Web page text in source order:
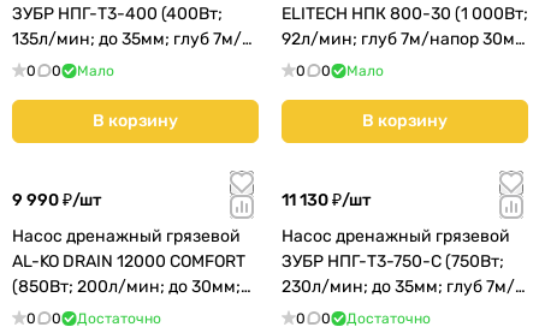
ЗУБР НПГ-Т3-400 (400Вт;
135л/мин; до 35мм; глуб 7м/
напор 5м) КМС01
0 0 Мало
В корзину
ELITECH НПК 800-30 (1 000Вт;
92л/мин; глуб 7м/напор 30м)
(195702)
0 0 Мало
В корзину
9 990 ₽/шт
Насос дренажный грязевой
AL-KO DRAIN 12000 COMFORT
(850Вт; 200л/мин; до 30мм;
глуб 5м/напор 10м) (11
0 0 Достаточно
11 130 ₽/шт
Насос дренажный грязевой
ЗУБР НПГ-Т3-750-С (750Вт;
230л/мин; до 35мм; глуб 7м/
напор 8м) КМС01
0 0 Достаточно